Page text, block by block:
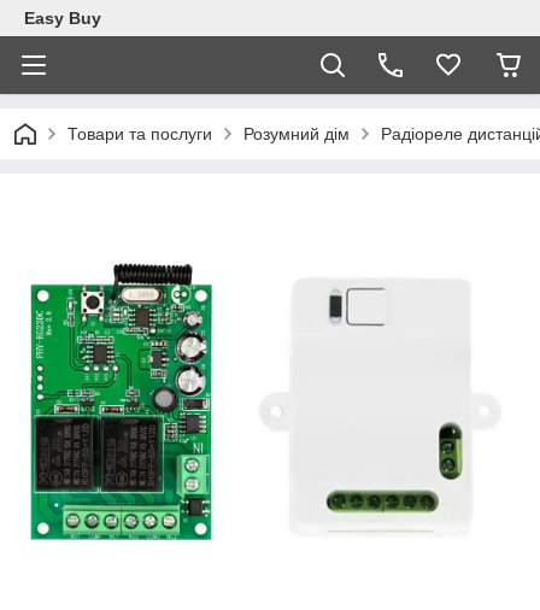
Easy Buy
Товари та послуги Розумний дім Радіореле